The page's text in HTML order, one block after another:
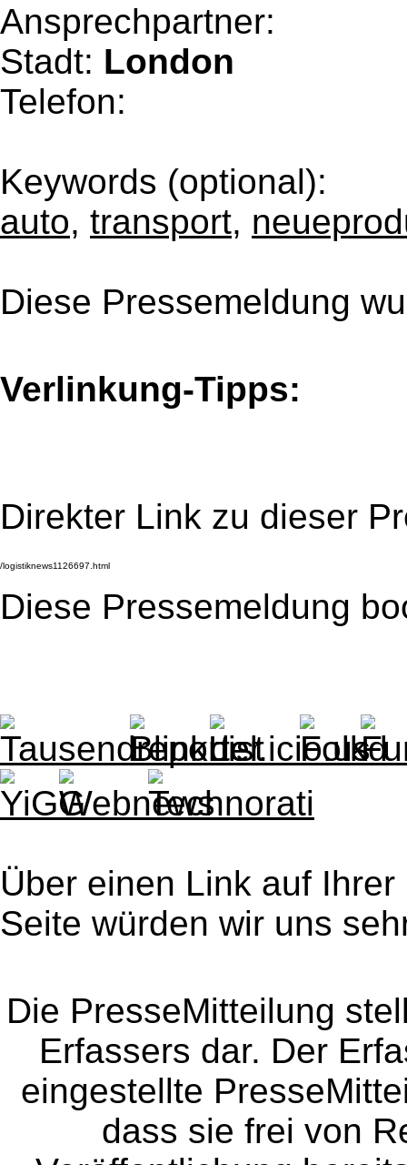
Ansprechpartner:
Stadt: London
Telefon:
Keywords (optional):
auto, transport,
Diese Pressemeldung
Verlinkung-Tipps:
Direkter Link zu dieser
Diese Pressemeldung
Über einen Link auf
Seite würden wir uns
Die PresseMitteilung
Erfassers dar. Der
eingestellte
dass sie frei von